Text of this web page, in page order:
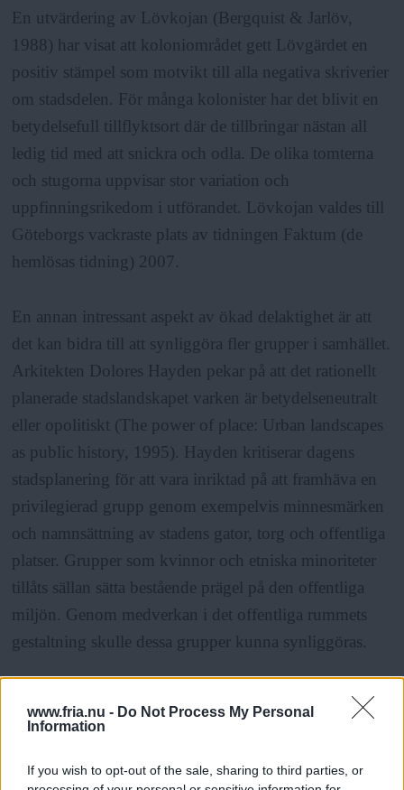
www.fria.nu - Do Not Process My Personal
Information
If you wish to opt-out of the sale, sharing to third parties, or
En utvärdering av Lövkojan (Bergquist & Jarlöv,
1988) har visat att koloniområdet gett Lövgärdet en
positiv stämpel som motvikt till alla negativa skriverier
om stadsdelen. För många kolonister har det blivit en
betydelsefull tillflyktsort där de tillbringar nästan all
ledig tid med att snickra och odla. De olika tomterna
och stugorna uppvisar stor variation och
uppfinningsrikedom i utförandet. Lövkojan valdes till
Göteborgs vackraste plats av tidningen Faktum (de
hemlösas tidning) 2007.
En annan intressant aspekt av ökad delaktighet är att
det kan bidra till att synliggöra fler grupper i samhället.
Arkitekten Dolores Hayden pekar på att det rationellt
planerade stadslandskapet varken är betydelseneutralt
eller opolitiskt (The power of place: Urban landscapes
as public history, 1995). Hayden kritiserar dagens
stadsplanering för att vara inriktad på att framhäva en
privilegierad grupp genom exempelvis minnesmärken
och namnsättning av stadens gator, torg och offentliga
platser. Grupper som kvinnor och etniska minoriteter
tillåts sällan sätta bestående prägel på den offentliga
miljön. Genom medverkan i det offentliga rummets
gestaltning skulle dessa grupper kunna synliggöras.
Att ta del av det offentliga rummet och möta andra är
också ett sätt att motverka känslan av utanförskap vid
och nyinflyttning. Om folk känner att de är en del av